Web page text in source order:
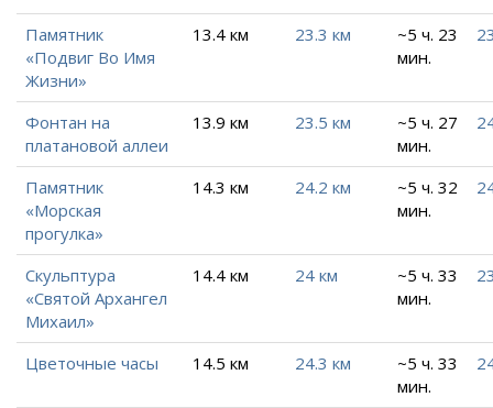
Памятник
«Подвиг Во Имя
Жизни»
13.4 км 23.3 км
~5 ч. 23
мин.
Фонтан на
платановой аллеи
13.9 км 23.5 км
~5 ч. 27
мин.
Памятник
«Морская
прогулка»
14.3 км 24.2 км
~5 ч. 32
мин.
Скульптура
«Святой Архангел
Михаил»
14.4 км 24 км
~5 ч. 33
мин.
Цветочные часы 14.5 км 24.3 км
~5 ч. 33
мин.